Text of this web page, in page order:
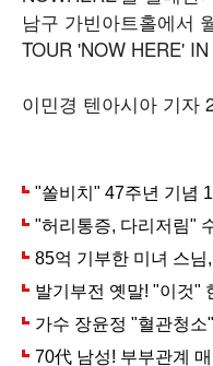
남구 가빈아트홀에서
TOUR 'NOW HERE'
이민경 텐아시아 기자